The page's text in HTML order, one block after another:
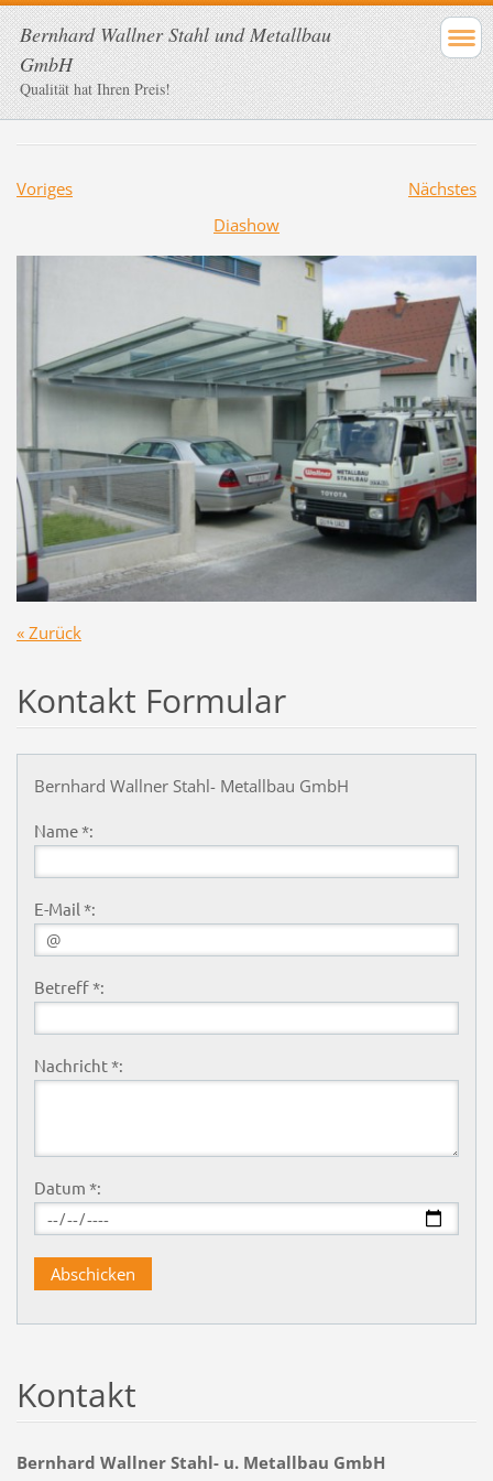
Bernhard Wallner Stahl und Metallbau
GmbH
Qualität hat Ihren Preis!
Voriges
Nächstes
Diashow
« Zurück
Kontakt Formular
Bernhard Wallner Stahl- Metallbau GmbH
Name *:
E-Mail *:
Betreff *:
Nachricht *:
Datum *:
Kontakt
Bernhard Wallner Stahl- u. Metallbau GmbH